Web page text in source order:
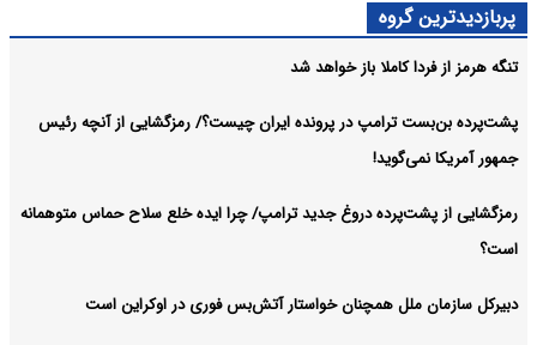
پربازدیدترین گروه
تنگه هرمز از فردا کاملا باز خواهد شد
پشت‌پرده بن‌بست ترامپ در پرونده ایران چیست؟/ رمزگشایی از آنچه رئیس
جمهور آمریکا نمی‌گوید!
رمزگشایی از پشت‌پرده دروغ جدید ترامپ/ چرا ایده خلع سلاح حماس متوهمانه
است؟
دبیرکل سازمان ملل همچنان خواستار آتش‌بس فوری در اوکراین است